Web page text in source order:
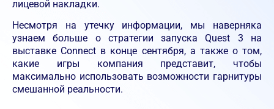
лицевой накладки.
Несмотря на утечку информации, мы наверняка
узнаем больше о стратегии запуска Quest 3 на
выставке Connect в конце сентября, а также о том,
какие игры компания представит, чтобы
максимально использовать возможности гарнитуры
смешанной реальности.